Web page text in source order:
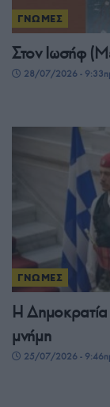
ΓΝΩΜΕΣ
Στον Ιωσήφ
28/07/2026 -
ΓΝΩΜΕΣ
Η Δημοκρατία
μνήμη
25/07/2026 -